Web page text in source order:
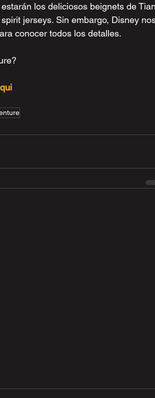
los deliciosos beignets de
jerseys. Sin embargo, Disney
conocer todos los detalles.